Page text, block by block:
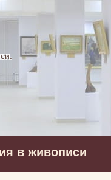
галерея
в живописи